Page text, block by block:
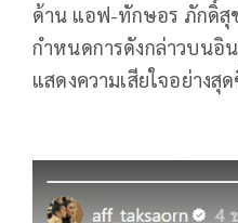
ด้าน แอฟ-ทักษอร ภักดิ์สุ
กำหนดการดังกล่าวบนอิ
แสดงความเสียใจอย่างสุ